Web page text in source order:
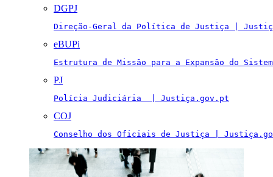
DGPJ
Direção-Geral da Política de Justiça |
eBUPi
Estrutura de Missão para a Expansão do
PJ
Polícia Judiciária  | Justiça.gov.pt
COJ
Conselho dos Oficiais de Justiça |